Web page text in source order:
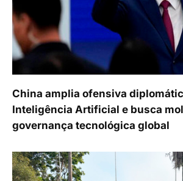
China amplia ofensiva
Inteligência Artificial e busca
governança tecnológica global